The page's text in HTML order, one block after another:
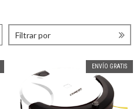
Filtrar por
ENVÍO GRATIS